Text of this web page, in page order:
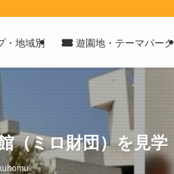
・地域別 遊園地・テーマパーク
（ミロ財団）を見学